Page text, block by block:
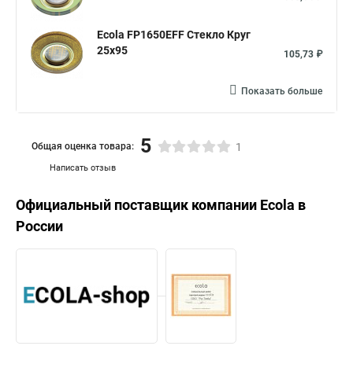
Ecola FP1650EFF Стекло Круг
25x95
105,73 ₽
Показать больше
Написать отзыв
Общая оценка товара: 5 1
Официальный поставщик компании Ecola в
России